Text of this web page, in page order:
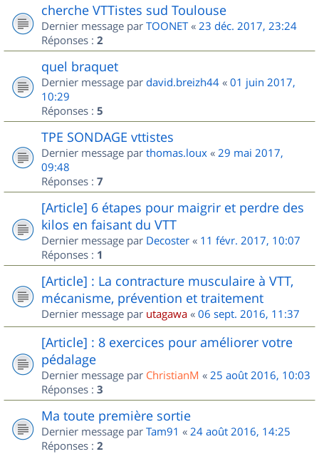
cherche VTTistes sud Toulouse
Dernier message par TOONET« 23 déc. 2017, 23:24
Réponses : 2
quel braquet
Dernier message par david.breizh44 « 01 juin 2017,
10:29
Réponses : 5
TPE SONDAGE vttistes
Dernier message par thomas.loux « 29 mai 2017,
09:48
Réponses : 7
[Article] 6 étapes pour maigrir et perdre des
kilos en faisant du VTT
Dernier message par Decoster « 11 févr. 2017, 10:07
Réponses : 1
[Article] : La contracture musculaire à VTT,
mécanisme, prévention et traitement
Dernier message par utagawa « 06 sept. 2016, 11:37
[Article] : 8 exercices pour améliorer votre
pédalage
Dernier message par ChristianM « 25 août 2016, 10:03
Réponses : 3
Ma toute première sortie
Dernier message par Tam91 « 24 août 2016, 14:25
Réponses : 2